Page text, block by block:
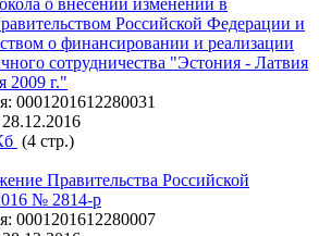
о внесении изменений в
Российской Федерации и
о финансировании и реализации
сотрудничества "Эстония - Латвия
2009 г."
0001201612280031
28.12.2016
(4 стр.)
Правительства Российской
№ 2814-р
0001201612280007